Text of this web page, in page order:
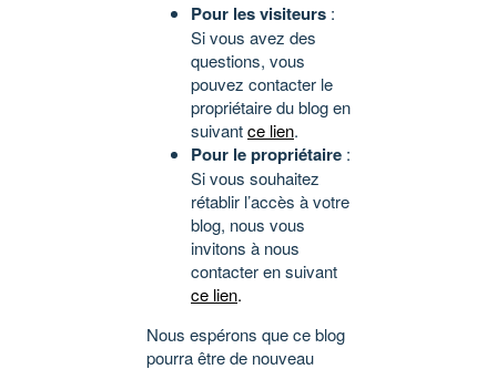
Pour les visiteurs :
Si vous avez des
questions, vous
pouvez contacter le
propriétaire du blog en
suivantce lien.
Pour le propriétaire :
Si vous souhaitez
rétablir l’accès à votre
blog, nous vous
invitons à nous
contacter en suivant
ce lien.
Nous espérons que ce blog
pourra être de nouveau